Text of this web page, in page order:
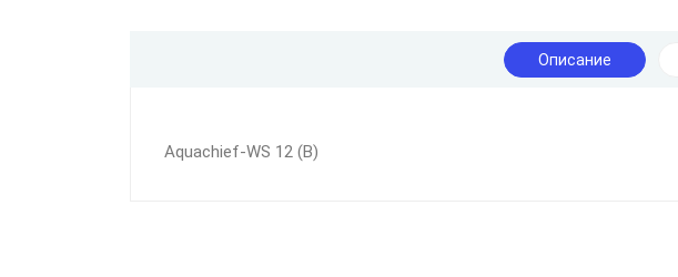
Описание
Aquachief-WS 12 (B)